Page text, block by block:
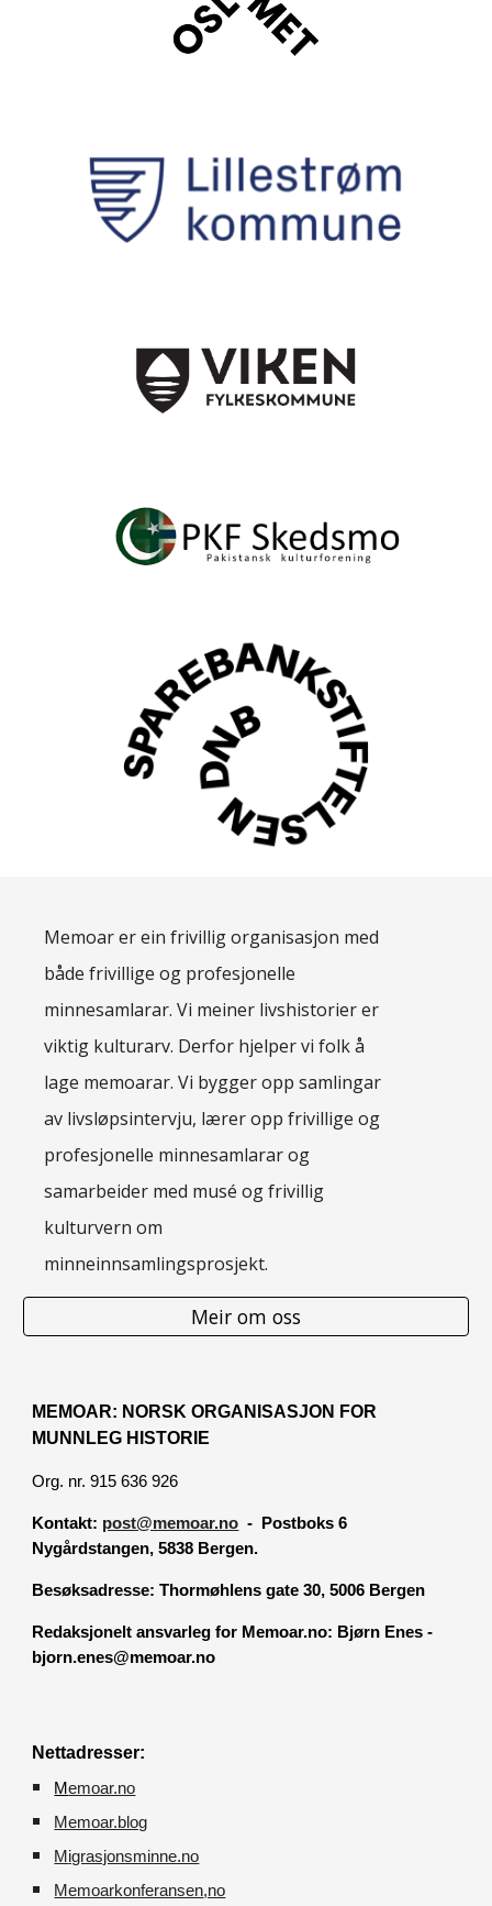
Memoar er ein frivillig organisasjon med
både frivillige og profesjonelle
minnesamlarar. Vi meiner livshistorier er
viktig kulturarv. Derfor hjelper vi folk å
lage memoarar. Vi bygger opp samlingar
av livsløpsintervju, lærer opp frivillige og
profesjonelle minnesamlarar og
samarbeider med musé og frivillig
kulturvern om
minneinnsamlingsprosjekt.
Meir om oss
MEMOAR: NORSK ORGANISASJON FOR
MUNNLEG HISTORIE
Org. nr. 915 636 926
Kontakt: post@memoar.no - Postboks 6
Nygårdstangen, 5838 Bergen.
Besøksadresse:Thormøhlens gate 30, 5006 Bergen
Redaksjonelt ansvarleg for Memoar.no: Bjørn Enes -
bjorn.enes@memoar.no
Nettadresser:
Memoar.no
Memoar.blog
M igrasjonsminne.no
Memoarkonferansen,no